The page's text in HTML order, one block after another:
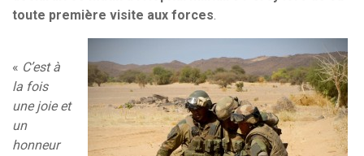
toute première visite aux forces.
« C’est à
la fois
une joie et
un
honneur